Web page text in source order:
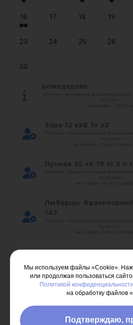
Мы используем файлы «Cookie».
или продолжая пользоваться
Политикой конфиденциальности
на обработку файлов
Подтверждаю,